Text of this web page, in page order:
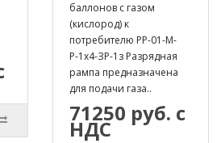
баллонов с газом
(кислород) к
потребителю РР-01-М-
Р-1х4-ЗР-1з Разрядная
рампа предназначена
для подачи газа..
71250 руб. с
НДС